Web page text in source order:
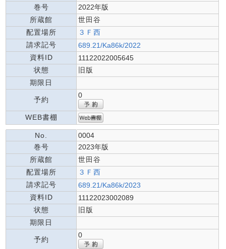
巻号
2022年版
所蔵館
世田谷
配置場所
３Ｆ西
請求記号
689.21/Ka86k/2022
資料ID
11122022005645
状態
旧版
期限日
予約
0
WEB書棚
No.
0004
巻号
2023年版
所蔵館
世田谷
配置場所
３Ｆ西
請求記号
689.21/Ka86k/2023
資料ID
11122023002089
状態
旧版
期限日
予約
0